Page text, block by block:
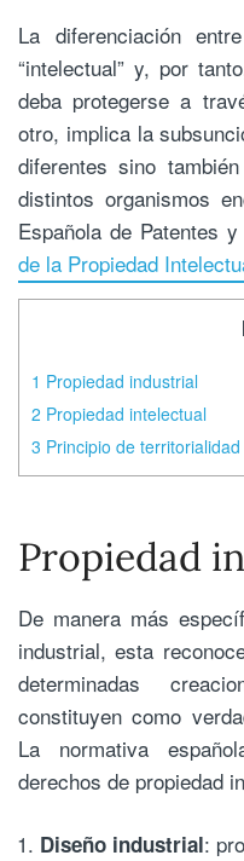
La diferenciación
“intelectual” y, por
deba protegerse a
otro, implica la
diferentes sino
distintos organismos
Española de Patentes
de la Propiedad
1 Propiedad industrial
2 Propiedad intelectual
3 Principio de
Propiedad
De manera más
industrial, esta
determinadas
constituyen como
La normativa
derechos de propiedad
Diseño industrial: